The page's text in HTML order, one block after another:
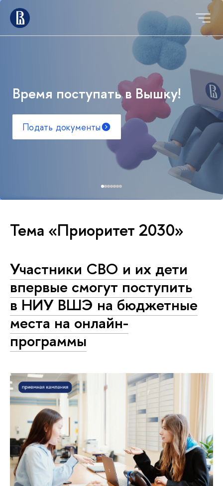
Время поступать в Вышку!
Подать документы
Тема «Приоритет 2030»
Участники СВО и их дети
впервые смогут поступить
в НИУ ВШЭ на бюджетные
места на онлайн-
программы